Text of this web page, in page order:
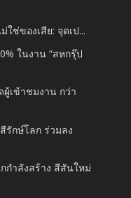
ใช่ของเสีย: จุดเป...
ในงาน “สหกรุ๊ป
ผู้เข้าชมงาน กว่า
รักษ์โลก ร่วมลง
กำลังสร้าง สีสันใหม่